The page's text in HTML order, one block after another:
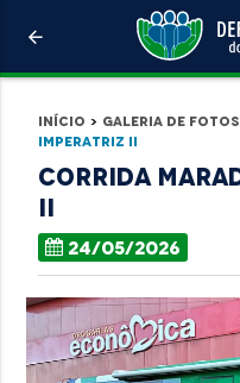
arrow_back
Início > Galeria de Fotos
Imperatriz II
Corrida
II
24/05/2026